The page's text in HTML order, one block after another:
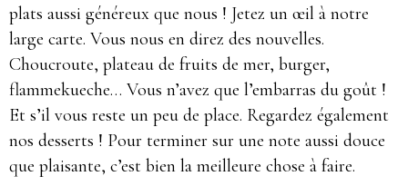
plats aussi généreux que nous ! Jetez un œil à notre
large carte. Vous nous en direz des nouvelles.
Choucroute, plateau de fruits de mer, burger,
flammekueche… Vous n’avez que l’embarras du goût !
Et s’il vous reste un peu de place. Regardez également
nos desserts ! Pour terminer sur une note aussi douce
que plaisante, c’est bien la meilleure chose à faire.